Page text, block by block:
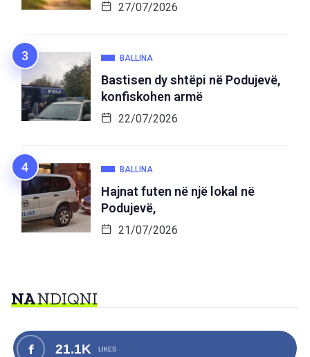
27/07/2026
BALLINA
Bastisen dy shtëpi në Podujevë,
konfiskohen armë
22/07/2026
BALLINA
Hajnat futen në një lokal në
Podujevë,
21/07/2026
NANDIQNI
21.1K LIKES